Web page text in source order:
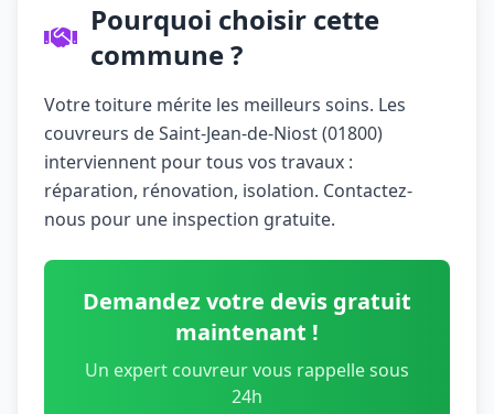
Pourquoi choisir cette
commune ?
Votre toiture mérite les meilleurs soins. Les
couvreurs de Saint-Jean-de-Niost (01800)
interviennent pour tous vos travaux :
réparation, rénovation, isolation. Contactez-
nous pour une inspection gratuite.
Demandez votre devis gratuit
maintenant !
Un expert couvreur vous rappelle sous
24h